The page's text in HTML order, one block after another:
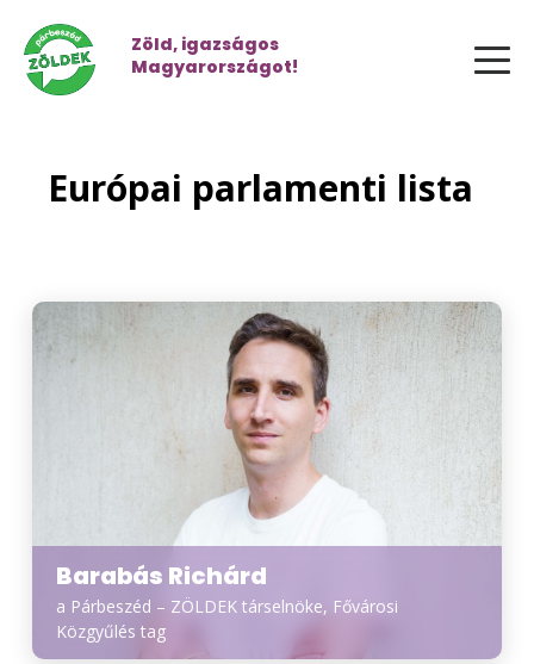
Zöld, igazságos
Magyarországot!
Európai parlamenti lista
Barabás Richárd
a Párbeszéd – ZÖLDEK társelnöke, Fővárosi
Közgyűlés tag